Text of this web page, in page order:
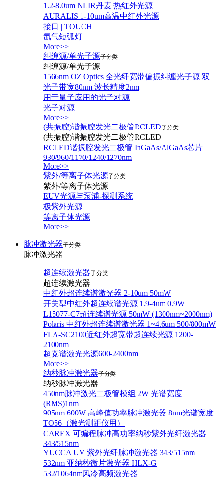
1.2-8.0um NLIR丹麦 热红外光源
AURALIS 1-10um高温中红外光源
接口 | TOUCH
氙气短弧灯
More>>
纠缠源/单光子源子分类
纠缠源/单光子源
1566nm OZ Optics 全光纤宽带偏振纠缠光子源 双
光子带宽80nm 波长精度2nm
用于量子应用的光子对源
光子对源
More>>
(共振腔)谐振腔发光二极管RCLED子分类
(共振腔)谐振腔发光二极管RCLED
RCLED谐振腔发光二极管 InGaAs/AlGaAs芯片
930/960/1170/1240/1270nm
More>>
紫外/等离子体光源子分类
紫外/等离子体光源
EUV光源与泵浦-探测系统
极紫外光源
等离子体光源
More>>
脉冲激光器子分类
脉冲激光器
超连续激光器子分类
超连续激光器
中红外超连续谱激光器 2-10um 50mW
开关型中红外超连续谱光源 1.9-4um 0.9W
L15077-C7超连续谱光源 50mW (1300nm~2000nm)
Polaris 中红外超连续谱激光器 1~4.6um 500/800mW
FLA-SC2100近红外超宽带超连续光源 1200-
2100nm
超宽谱激光光源600-2400nm
More>>
纳秒脉冲激光器子分类
纳秒脉冲激光器
450nm脉冲激光二极管模组 2W 光谱宽度
(RMS)1nm
905nm 600W 高峰值功率脉冲激光器 8nm光谱宽度
TO56（激光测距仪用）
CAREX 可编程脉冲高功率纳秒紫外光纤激光器
343/515nm
YUCCA UV 紫外光纤脉冲激光器 343/515nm
532nm 亚纳秒微片激光器 HLX-G
532/1064nm风冷高频激光器